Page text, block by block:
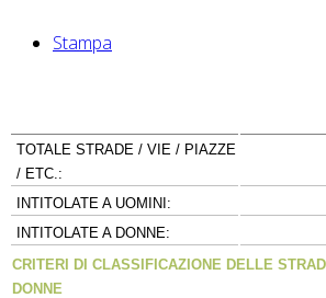
Stampa
TOTALE STRADE / VIE / PIAZZE
/ ETC.:
INTITOLATE A UOMINI:
INTITOLATE A DONNE:
CRITERI DI CLASSIFICAZIONE DELLE
DONNE